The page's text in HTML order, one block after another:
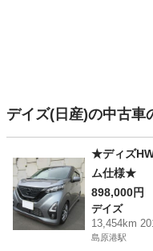
デイズ(日産)の中古車
★ディズ
ム仕様★
898,000円
デイズ
13,454km
島原港駅